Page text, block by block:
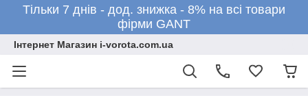
Тільки 7 днів - дод. знижка - 8% на всі товари
фірми GANT
Інтернет Магазин i-vorota.com.ua